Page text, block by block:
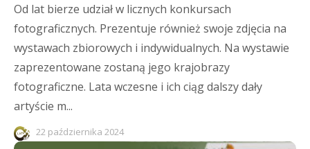
Od lat bierze udział w licznych konkursach
fotograficznych. Prezentuje również swoje zdjęcia na
wystawach zbiorowych i indywidualnych. Na wystawie
zaprezentowane zostaną jego krajobrazy
fotograficzne. Lata wczesne i ich ciąg dalszy dały
artyście m...
22 października 2024